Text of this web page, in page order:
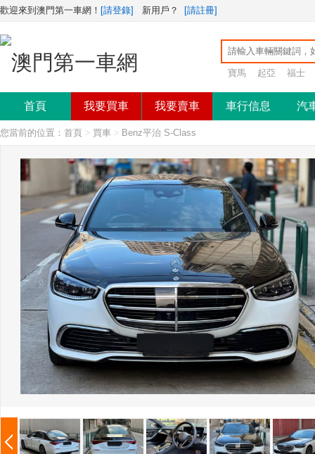
歡迎來到澳門第一車網！ [請登錄] 新用戶？ [請註冊]
寶馬 起亞 福士
首頁 我要買車 我要賣車 車行信息 汽
您當前的位置： 首頁 > 買車 > Benz平治 S-Class